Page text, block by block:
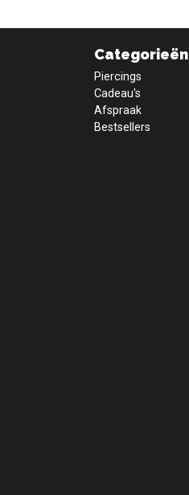
Categorieën
Piercings
Cadeau's
Afspraak
Bestsellers